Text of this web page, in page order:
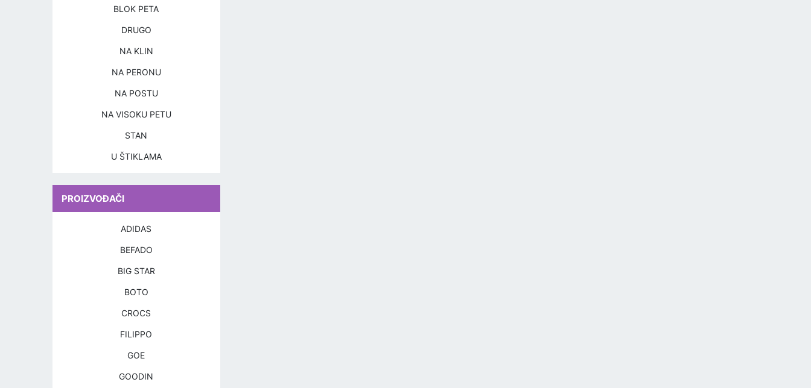
BLOK PETA
DRUGO
NA KLIN
NA PERONU
NA POSTU
NA VISOKU PETU
STAN
U ŠTIKLAMA
PROIZVOĐAČI
ADIDAS
BEFADO
BIG STAR
BOTO
CROCS
FILIPPO
GOE
GOODIN